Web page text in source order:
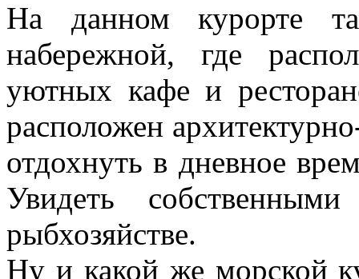
На данном курорте
набережной, где
уютных кафе и
расположен
отдохнуть в дневное
Увидеть
рыбхозяйстве.
Ну и какой же морской